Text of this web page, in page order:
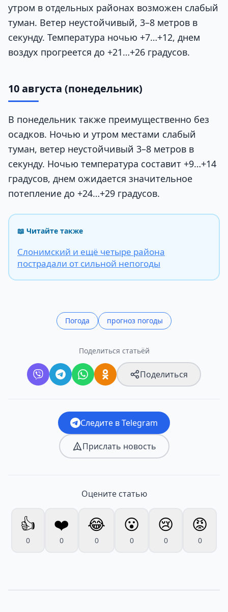
утром в отдельных районах возможен слабый
туман. Ветер неустойчивый, 3–8 метров в
секунду. Температура ночью +7…+12, днем
воздух прогреется до +21…+26 градусов.
10 августа (понедельник)
В понедельник также преимущественно без
осадков. Ночью и утром местами слабый
туман, ветер неустойчивый 3–8 метров в
секунду. Ночью температура составит +9…+14
градусов, днем ожидается значительное
потепление до +24…+29 градусов.
📖 Читайте также
Слонимский и ещё четыре района
пострадали от сильной непогоды
Погода прогноз погоды
Поделиться статьёй
Поделиться
Следите в Telegram
Прислать новость
Оцените статью
👍
0
❤️
0
😂
0
😮
0
😢
0
😡
0